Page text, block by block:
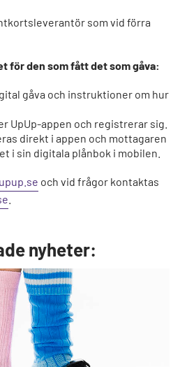
som vid förra
för den som fått det som gåva:
gåva och instruktioner om hur
UpUp-appen och registrerar sig.
direkt i appen och mottagaren
i sin digitala plånbok i mobilen.
upup.se och vid frågor kontaktas
nyheter: